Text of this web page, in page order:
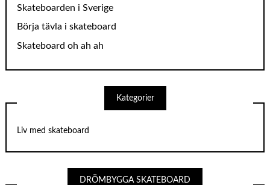
Skateboarden i Sverige
Börja tävla i skateboard
Skateboard oh ah ah
Kategorier
Liv med skateboard
DRÖMBYGGA SKATEBOARD